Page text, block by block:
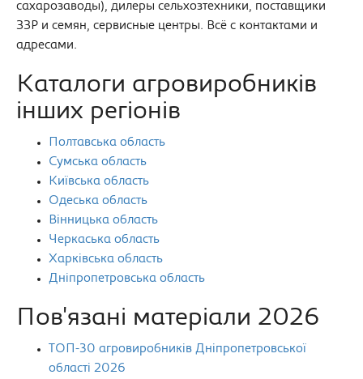
сахарозаводы), дилеры сельхозтехники, поставщики
ЗЗР и семян, сервисные центры. Всё с контактами и
адресами.
Каталоги агровиробників
інших регіонів
Полтавська область
Сумська область
Київська область
Одеська область
Вінницька область
Черкаська область
Харківська область
Дніпропетровська область
Пов'язані матеріали 2026
ТОП-30 агровиробників Дніпропетровської
області 2026